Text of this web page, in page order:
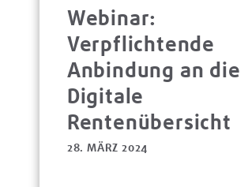
Webinar:
Verpflichtende
Anbindung an die
Digitale
Rentenübersicht
28. MÄRZ 2024